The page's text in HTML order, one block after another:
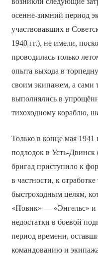
осенне-зимний период
участвовавших в
1940 гг.), не имели,
проводилась только
опыта выхода в
своим экипажем, а сами
выполнялись в
тихоходному кораблю,
Только в конце мая 1941
подлодок в Усть-
бригад приступило к
в частности, к
быстроходным целям,
«Новик» — «Энгельс» и
недостатки в боевой
период времени,
командованию и